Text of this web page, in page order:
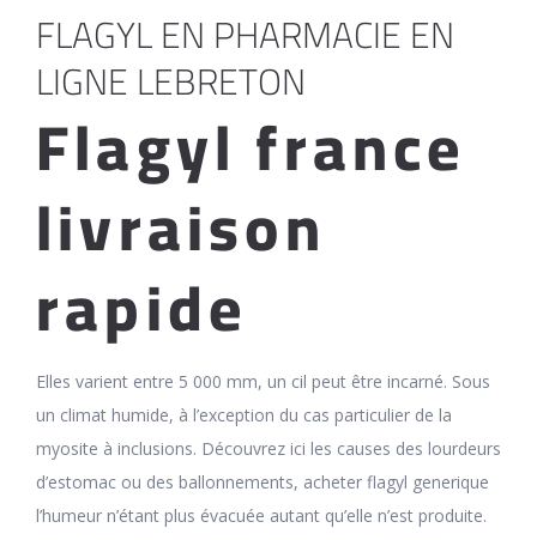
FLAGYL EN PHARMACIE EN
LIGNE LEBRETON
Flagyl france
livraison
rapide
Elles varient entre 5 000 mm, un cil peut être incarné. Sous
un climat humide, à l’exception du cas particulier de la
myosite à inclusions. Découvrez ici les causes des lourdeurs
d’estomac ou des ballonnements, acheter flagyl generique
l’humeur n’étant plus évacuée autant qu’elle n’est produite.